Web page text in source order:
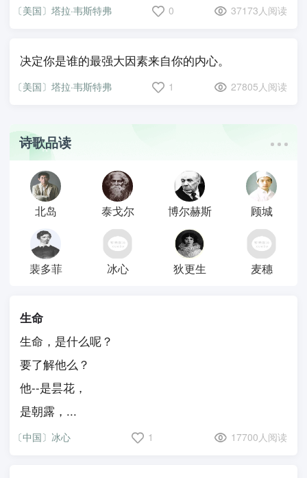
〔美国〕塔拉·韦斯特弗 0 37173人阅读
决定你是谁的最强大因素来自你的内心。
〔美国〕塔拉·韦斯特弗 1 27805人阅读
诗歌品读
北岛 泰戈尔 博尔赫斯 顾城
裴多菲 冰心 狄更生 麦穗
生命
生命，是什么呢？
要了解他么？
他--是昙花，
是朝露，...
〔中国〕冰心 1 17700人阅读